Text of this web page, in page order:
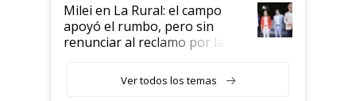
Milei en La Rural: el campo
apoyó el rumbo, pero sin
renunciar al reclamo por las
Ver todos los temas